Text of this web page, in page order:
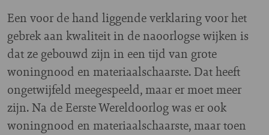
Een voor de hand liggende verklaring voor het
gebrek aan kwaliteit in de naoorlogse wijken is
dat ze gebouwd zijn in een tijd van grote
woningnood en materiaalschaarste. Dat heeft
ongetwijfeld meegespeeld, maar er moet meer
zijn. Na de Eerste Wereldoorlog was er ook
woningnood en materiaalschaarste, maar toen